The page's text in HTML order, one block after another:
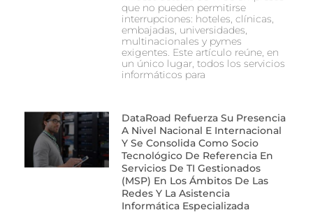
que no pueden permitirse
interrupciones: hoteles, clínicas,
embajadas, universidades,
multinacionales y pymes
exigentes. Este artículo reúne, en
un único lugar, todos los servicios
informáticos para
DataRoad Refuerza Su Presencia
A Nivel Nacional E Internacional
Y Se Consolida Como Socio
Tecnológico De Referencia En
Servicios De TI Gestionados
(MSP) En Los Ámbitos De Las
Redes Y La Asistencia
Informática Especializada